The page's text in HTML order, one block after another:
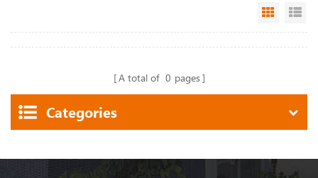
Grid
A total of 0 pages
Categories